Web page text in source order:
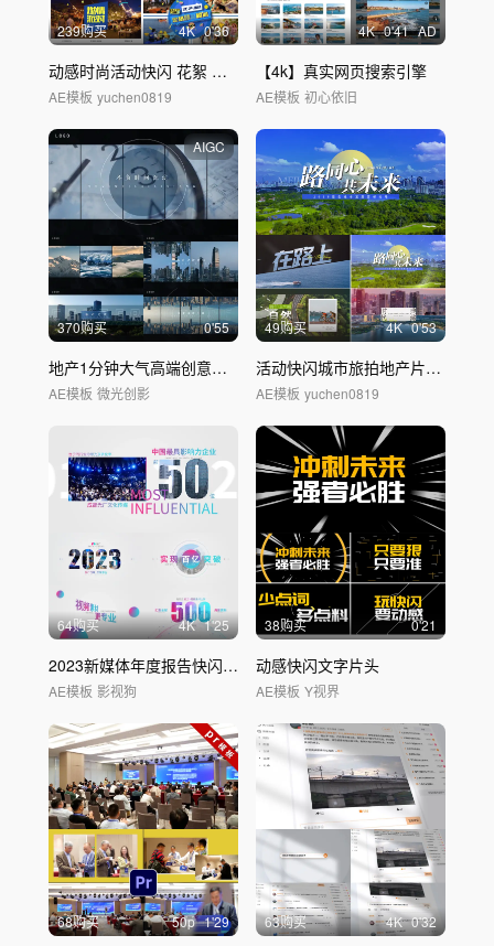
239购买 4K 0'36
动感时尚活动快闪 花絮 模板
AE模板 yuchen0819
4K 0'41 AD
【4k】真实网页搜索引擎
AE模板 初心依旧
AIGC
370购买 0'55
地产1分钟大气高端创意概念 短视频广告
AE模板 微光创影
49购买 4K 0'53
活动快闪城市旅拍地产片头-AE模板
AE模板 yuchen0819
64购买 4K 1'25
2023新媒体年度报告快闪发布
AE模板 影视狗
38购买 0'21
动感快闪文字片头
AE模板 Y视界
68购买 50p 1'29 63购买 4K 0'32